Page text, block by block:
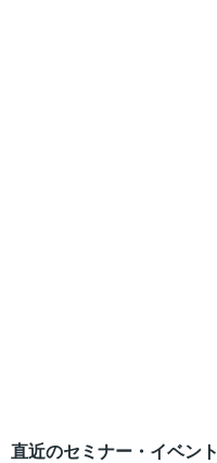
直近のセミナー・イベント